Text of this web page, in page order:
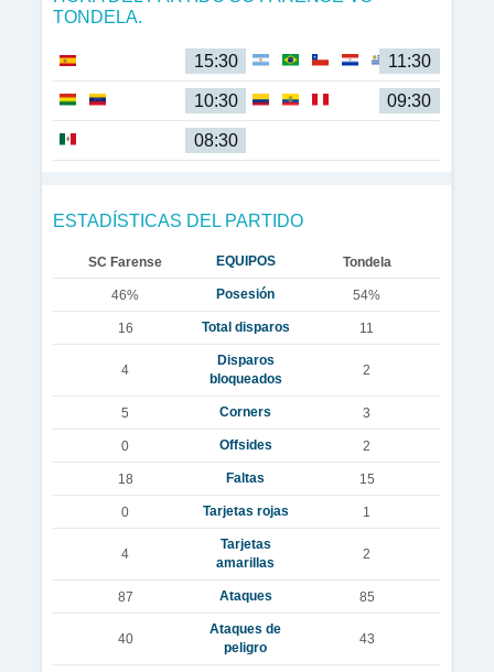
TONDELA.
15:30 11:30
10:30 09:30
08:30
ESTADÍSTICAS DEL PARTIDO
SC Farense EQUIPOS Tondela
46% Posesión 54%
16 Total disparos 11
4
Disparos
bloqueados
2
5 Corners 3
0 Offsides 2
18 Faltas 15
0 Tarjetas rojas 1
4
Tarjetas
amarillas
2
87 Ataques 85
40
Ataques de
peligro
43